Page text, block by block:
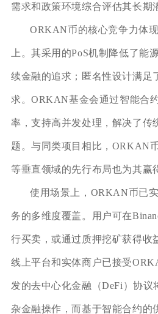
需求和政策环境综合评估其长期
ORKAN币的核心竞争力体
上。其采用的PoS机制降低了能
续金融的追求；匿名性设计满足
求。ORKAN基金会通过智能合
率，支持高并发处理，解决了传
题。与同类项目相比，ORKAN
等垂直领域的先行布局也为其赢
使用场景上，ORKAN币已
务的多维度覆盖。用户可在
行买卖，或通过质押挖矿获得收
线上平台和实体商户已接受
发的去中心化金融（DeFi）协议
杂金融操作，而基于智能合约的